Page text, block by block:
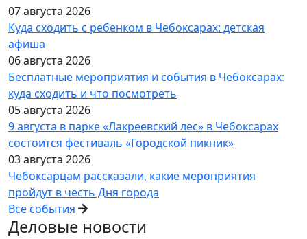
07 августа 2026
Куда сходить с ребенком в Чебоксарах: детская
афиша
06 августа 2026
Бесплатные мероприятия и события в Чебоксарах:
куда сходить и что посмотреть
05 августа 2026
9 августа в парке «Лакреевский лес» в Чебоксарах
состоится фестиваль «Городской пикник»
03 августа 2026
Чебоксарцам рассказали, какие мероприятия
пройдут в честь Дня города
Все события
Деловые новости